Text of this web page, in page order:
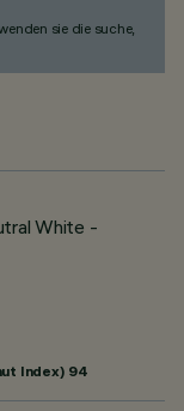
sie die suche,
White -
Index) 94